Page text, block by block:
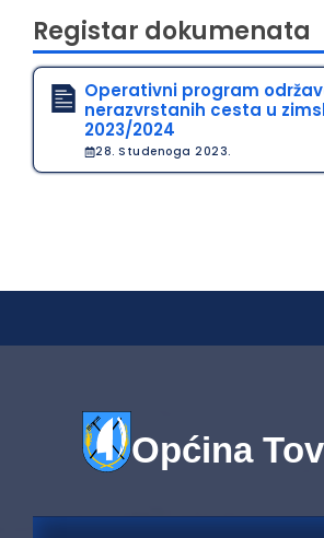
Registar dokumenata
Operativni program
nerazvrstanih cesta u
2023/2024
28. Studenoga 2023.
Općina